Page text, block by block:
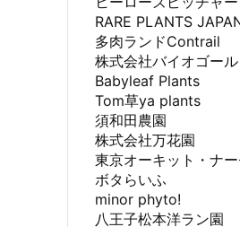
RARE PLANTS
多肉ランドContrail
株式会社バイオゴール
Babyleaf Plants
Tom草ya plants
須和田農園
株式会社万花園
東京オーキット・ナ
ボタらいふ
minor phyto!
八王子松本洋ラン園